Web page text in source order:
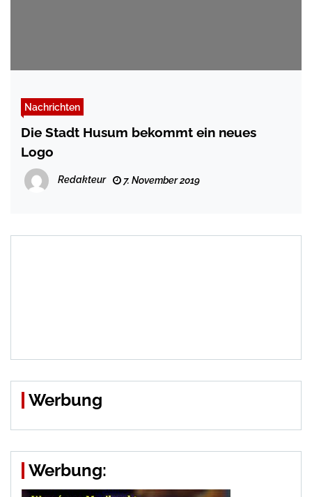
Nachrichten
Die Stadt Husum bekommt ein neues
Logo
Redakteur 7. November 2019
Werbung
Werbung: